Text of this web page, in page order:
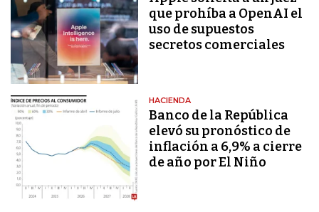
que prohíba a OpenAI el
uso de supuestos
secretos comerciales
HACIENDA
Banco de la República
elevó su pronóstico de
inflación a 6,9% a cierre
de año por El Niño